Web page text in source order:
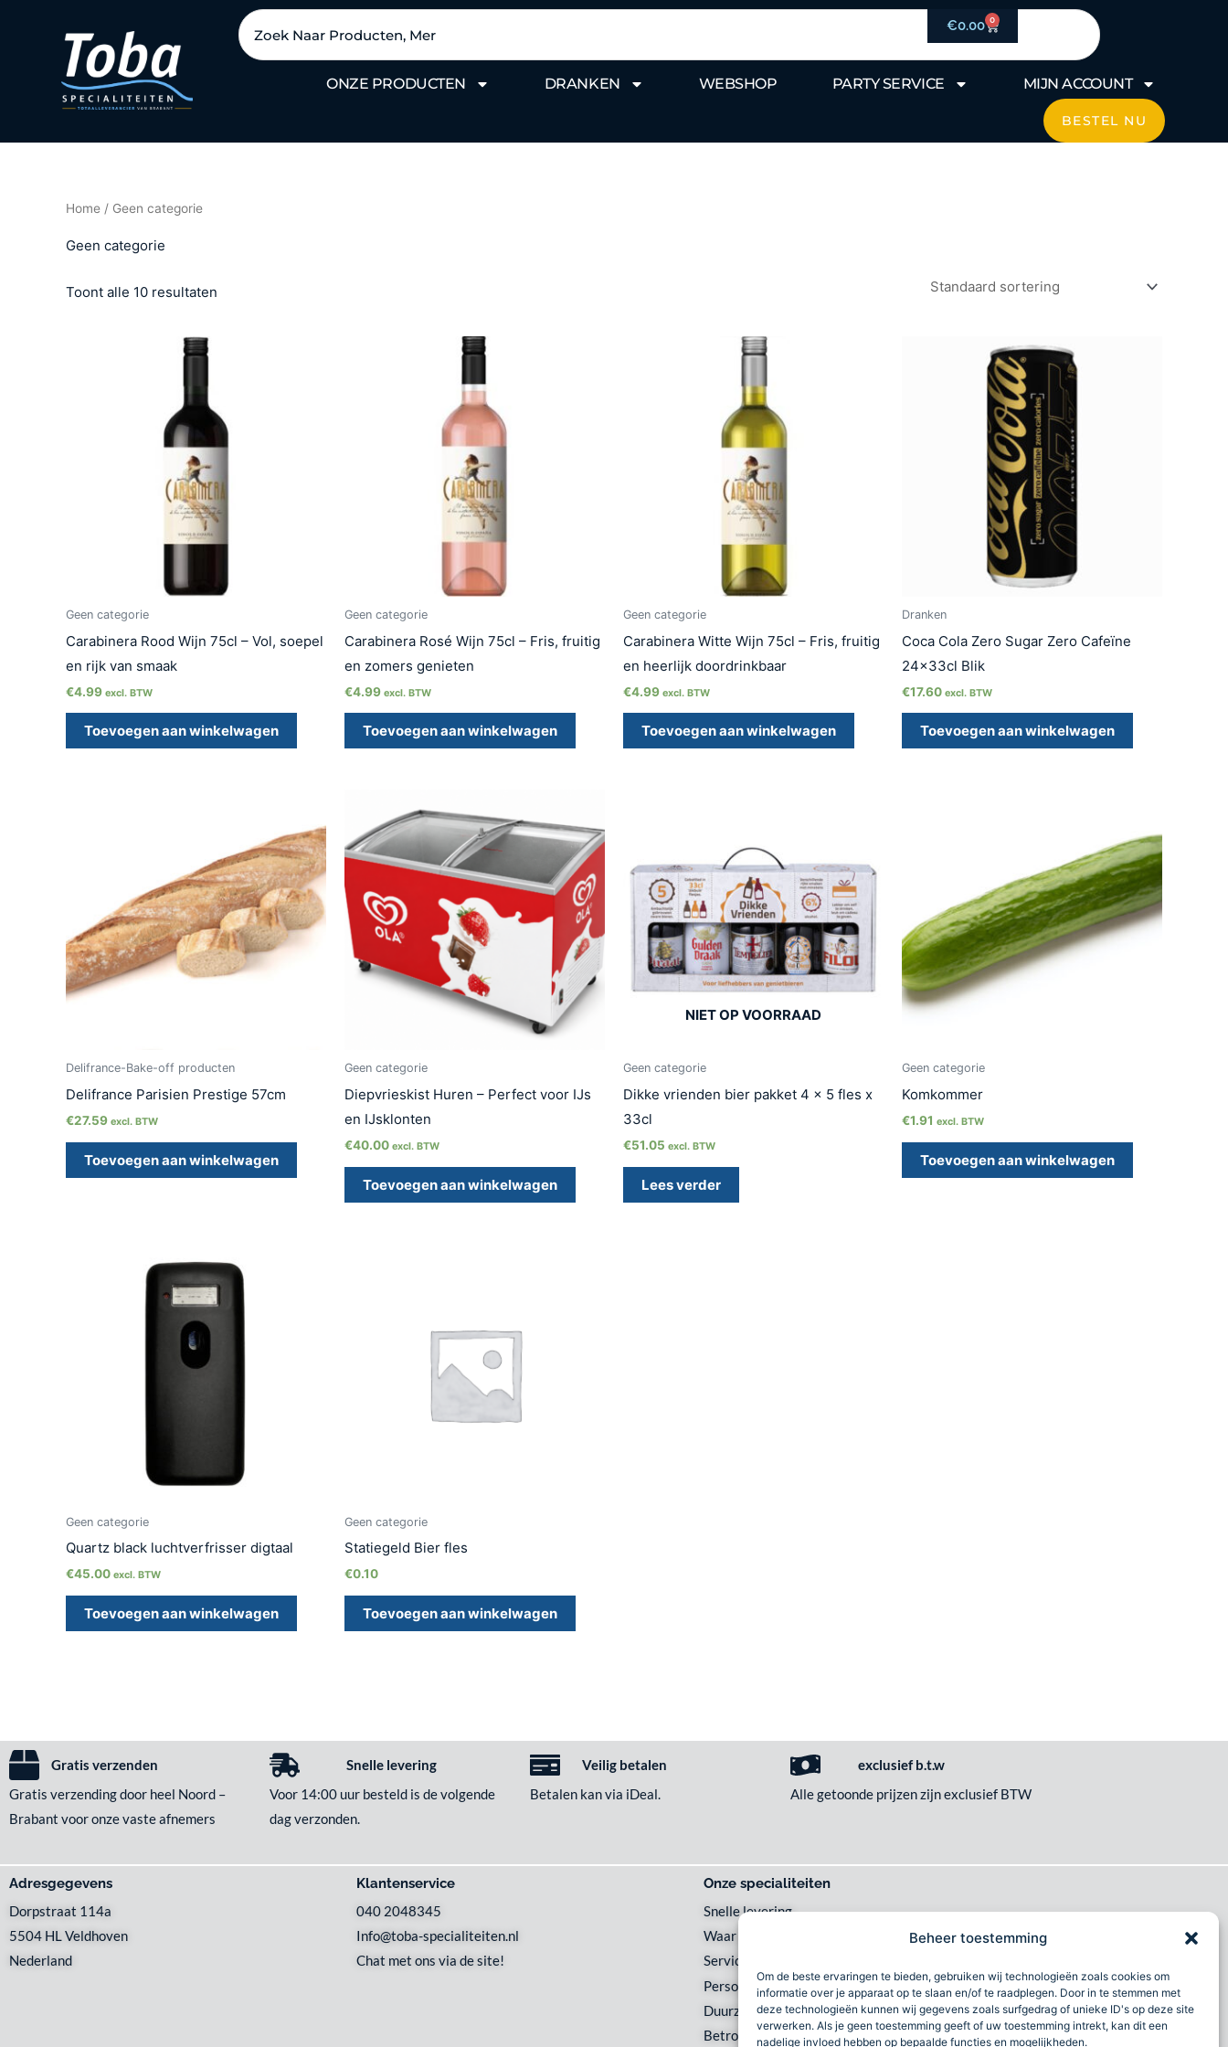
Beheer toestemming
Om de beste ervaringen te bieden, gebruiken wij technologieën zoals cookies om
informatie over je apparaat op te slaan en/of te raadplegen. Door in te stemmen met
deze technologieën kunnen wij gegevens zoals surfgedrag of unieke ID's op deze site
verwerken. Als je geen toestemming geeft of uw toestemming intrekt, kan dit een
nadelige invloed hebben op bepaalde functies en mogelijkheden.
Zoeken €0.00 0
Winkelwagen
ONZE PRODUCTEN DRANKEN WEBSHOP PARTY SERVICE MIJN ACCOUNT
BESTEL NU
Home / Geen categorie
Geen categorie
Toont alle 10 resultaten
Geen categorie
Carabinera Rood Wijn 75cl – Vol, soepel
en rijk van smaak
€4.99 excl. BTW
Toevoegen aan winkelwagen
Geen categorie
Carabinera Rosé Wijn 75cl – Fris, fruitig
en zomers genieten
€4.99 excl. BTW
Toevoegen aan winkelwagen
Geen categorie
Carabinera Witte Wijn 75cl – Fris, fruitig
en heerlijk doordrinkbaar
€4.99 excl. BTW
Toevoegen aan winkelwagen
Dranken
Coca Cola Zero Sugar Zero Cafeïne
24x33cl Blik
€17.60 excl. BTW
Toevoegen aan winkelwagen
Delifrance-Bake-off producten
Delifrance Parisien Prestige 57cm
€27.59 excl. BTW
Toevoegen aan winkelwagen
Geen categorie
Diepvrieskist Huren – Perfect voor IJs
en IJsklonten
€40.00 excl. BTW
Toevoegen aan winkelwagen
NIET OP VOORRAAD
Geen categorie
Dikke vrienden bier pakket 4 x 5 fles x
33cl
€51.05 excl. BTW
Lees verder
Geen categorie
Komkommer
€1.91 excl. BTW
Toevoegen aan winkelwagen
Geen categorie
Quartz black luchtverfrisser digtaal
€45.00 excl. BTW
Toevoegen aan winkelwagen
Geen categorie
Statiegeld Bier fles
€0.10
Toevoegen aan winkelwagen
Gratis verzenden
Gratis verzending door heel Noord –
Brabant voor onze vaste afnemers
Snelle levering
Voor 14:00 uur besteld is de volgende
dag verzonden.
Veilig betalen
Betalen kan via iDeal.
exclusief b.t.w
Alle getoonde prijzen zijn exclusief BTW
Adresgegevens
Dorpstraat 114a
5504 HL Veldhoven
Nederland
Klantenservice
040 2048345
Info@toba-specialiteiten.nl
Chat met ons via de site!
Onze specialiteiten
Snelle levering
Waar en wanneer u het wilt
Service met een glimlach
Persoonlijk en lokaal
Duurzaam
Betrouwbaar